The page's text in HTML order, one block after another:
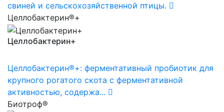
свиней и сельскохозяйственной птицы.
Целлобактерин®+
Целлобактерин+
Целлобактерин®+: ферментативный пробиотик для
крупного рогатого скота с ферментативной
активностью, содержа...
Биотроф®